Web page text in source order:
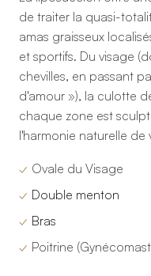
de traiter la quasi-
amas graisseux
et sportifs. Du visage
chevilles, en passant
d'amour »), la culotte
chaque zone est
l'harmonie naturelle de
✓ Ovale du Visage
✓ Double menton
✓ Bras
✓ Poitrine